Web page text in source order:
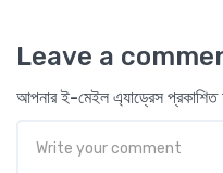
Leave a
আপনার ই-মেইল এ্যাড্রেস